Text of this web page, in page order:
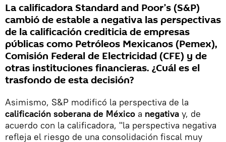
La calificadora Standard and Poor’s (S&P)
cambió de estable a negativa las perspectivas
de la calificación crediticia de empresas
públicas como Petróleos Mexicanos (Pemex),
Comisión Federal de Electricidad (CFE) y de
otras instituciones financieras. ¿Cuál es el
trasfondo de esta decisión?
Asimismo, S&P modificó la perspectiva de la
calificación soberana de México a negativa y, de
acuerdo con la calificadora, "la perspectiva negativa
refleja el riesgo de una consolidación fiscal muy